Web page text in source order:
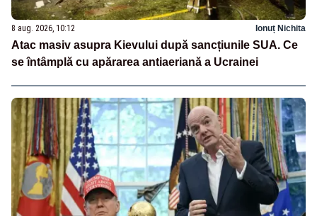
8 aug. 2026, 10:12 Ionuț Nichita
Atac masiv asupra Kievului după sancțiunile SUA. Ce
se întâmplă cu apărarea antiaeriană a Ucrainei